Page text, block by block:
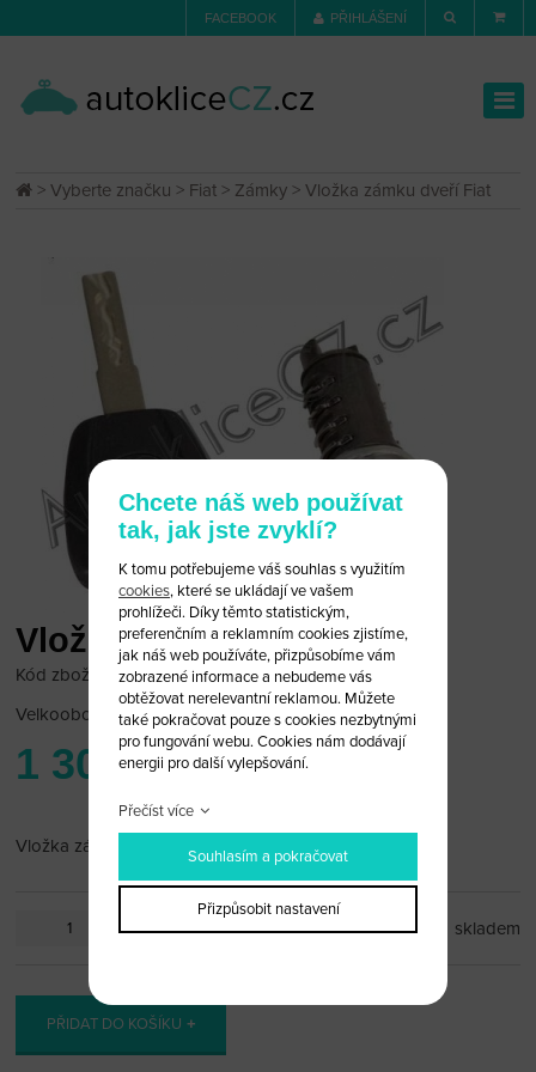
FACEBOOK PŘIHLÁŠENÍ
>Vyberte značku > Fiat > Zámky > Vložka zámku dveří Fiat
Vložka zámku dveří Fiat
Kód zboží: fiat-zam-08
Velkoobchodní cena:po přihlášení
1 300 Kč
Vložka zámku dveří Fiat
ks skladem
PŘIDAT DO KOŠÍKU
Chcete náš web používat
tak, jak jste zvyklí?
K tomu potřebujeme váš souhlas s využitím
cookies, které se ukládají ve vašem
prohlížeči. Díky těmto statistickým,
preferenčním a reklamním cookies zjistíme,
jak náš web používáte, přizpůsobíme vám
zobrazené informace a nebudeme vás
obtěžovat nerelevantní reklamou. Můžete
také pokračovat pouze s cookies nezbytnými
pro fungování webu. Cookies nám dodávají
energii pro další vylepšování.
Přečíst více
Souhlasím a pokračovat
Přizpůsobit nastavení